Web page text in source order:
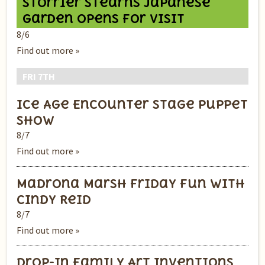
Garden Opens for Visit
8/6
Find out more »
FRI 7TH
Ice Age Encounter Stage Puppet
Show
8/7
Find out more »
Madrona Marsh Friday Fun with
Cindy Reid
8/7
Find out more »